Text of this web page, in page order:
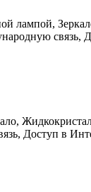
лампой,
связь,
Доступ в